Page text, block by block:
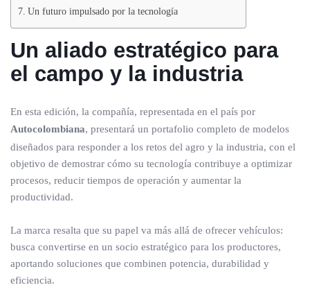
Un futuro impulsado por la tecnología
Un aliado estratégico para
el campo y la industria
En esta edición, la compañía, representada en el país por
Autocolombiana, presentará un portafolio completo de modelos
diseñados para responder a los retos del agro y la industria, con el
objetivo de demostrar cómo su tecnología contribuye a optimizar
procesos, reducir tiempos de operación y aumentar la
productividad.
La marca resalta que su papel va más allá de ofrecer vehículos:
busca convertirse en un socio estratégico para los productores,
aportando soluciones que combinen potencia, durabilidad y
eficiencia.